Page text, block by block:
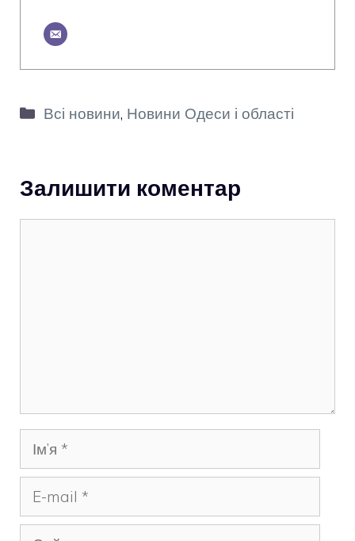
Категорії
Всі новини, Новини Одеси і області
Залишити коментар
Ім’я
mail
Сайт